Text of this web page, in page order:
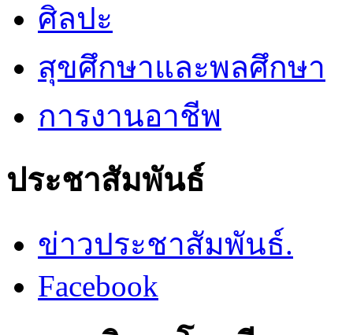
ศิลปะ
สุขศึกษาและพลศึกษา
การงานอาชีพ
ประชาสัมพันธ์
ข่าวประชาสัมพันธ์.
Facebook